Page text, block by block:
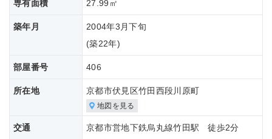
専有面積 27.99㎡
築年月
2004年3月下旬
(築22年)
部屋番号 406
所在地 京都市伏見区竹田西段川原町
地図を見る
交通
京都市営地下鉄烏丸線竹田駅 徒歩2分